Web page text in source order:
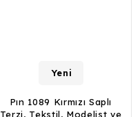
Yeni
Pın 1089 Kırmızı Saplı
Terzi, Tekstil, Modelist ve